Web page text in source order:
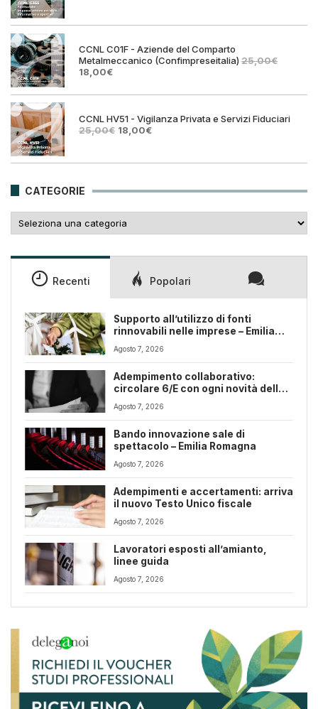
era:
è:
CCNL C01F - Aziende del Comparto
Metalmeccanico (Confimpreseitalia) 25,00€
Il
originale
25,00€.
18,00€Il
attuale
18,00€.
CCNL HV51 - Vigilanza Privata e Servizi Fiduciari
25,00€ Il
era:
18,00€Il
è:
CATEGORIE
Recenti Popolari
Supporto all’utilizzo di fonti
rinnovabili nelle imprese – Emilia
Romagna
Agosto 7, 2026
Adempimento collaborativo:
circolare 6/E con ogni novità della
riforma fiscale
Agosto 7, 2026
Bando innovazione sale di
spettacolo – Emilia Romagna
Agosto 7, 2026
Adempimenti e accertamenti: arriva
il nuovo Testo Unico fiscale
Agosto 7, 2026
Lavoratori esposti all’amianto,
linee guida
Agosto 7, 2026